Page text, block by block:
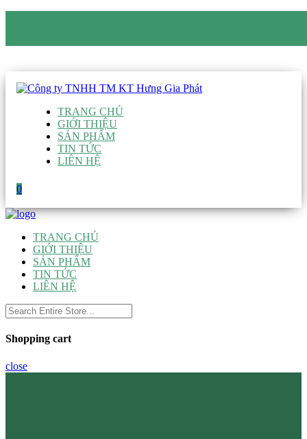
TRANG CHỦ
GIỚI THIỆU
SẢN PHẨM
TIN TỨC
LIÊN HỆ
0
TRANG CHỦ
GIỚI THIỆU
SẢN PHẨM
TIN TỨC
LIÊN HỆ
Shopping cart
close